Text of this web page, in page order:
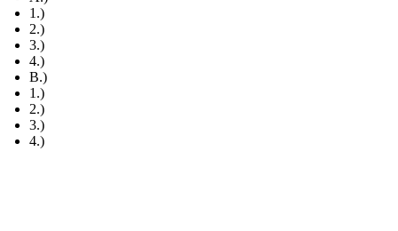
1.)
2.)
3.)
4.)
B.)
1.)
2.)
3.)
4.)